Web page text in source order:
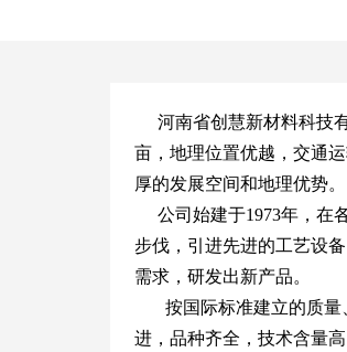
河南省创慧新材料科技
亩，地理位置优越，交通
厚的发展空间和地理优势。
公司始建于1973年，在
步伐，引进先进的工艺设
需求，研发出新产品。
按国际标准建立的质
进，品种齐全，技术含量